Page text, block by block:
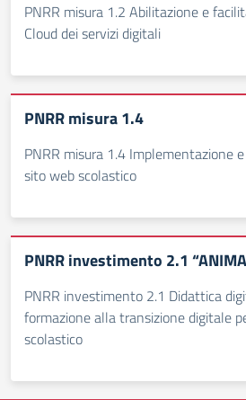
PNRR misura 1.2 Abilitazione e
Cloud dei servizi digitali
PNRR misura 1.4
PNRR misura 1.4 Implementazione
sito web scolastico
PNRR investimento 2.1
PNRR investimento 2.1 Didattica
formazione alla transizione digitale
scolastico